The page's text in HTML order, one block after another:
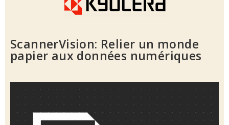
ScannerVision: Relier un monde
papier aux données numériques